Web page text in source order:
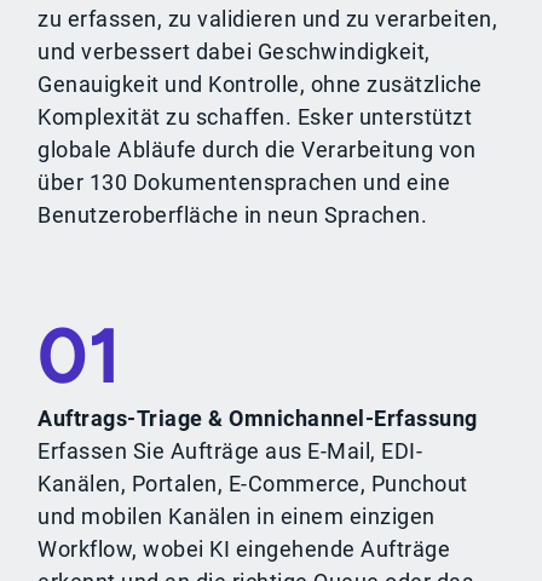
zu erfassen, zu validieren und zu verarbeiten,
und verbessert dabei Geschwindigkeit,
Genauigkeit und Kontrolle, ohne zusätzliche
Komplexität zu schaffen. Esker unterstützt
globale Abläufe durch die Verarbeitung von
über 130 Dokumentensprachen und eine
Benutzeroberfläche in neun Sprachen.
01
Auftrags-Triage & Omnichannel-Erfassung
Erfassen Sie Aufträge aus E-Mail, EDI-
Kanälen, Portalen, E-Commerce, Punchout
und mobilen Kanälen in einem einzigen
Workflow, wobei KI eingehende Aufträge